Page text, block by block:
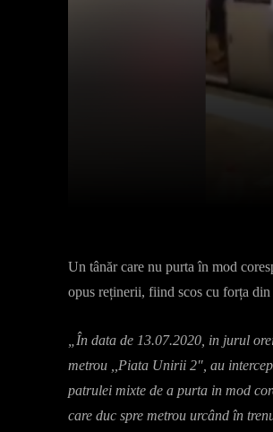
Un tânăr care nu purta în mod
opus reținerii, fiind scos cu forța
„În data de 13.07.2020, in jurul
metrou ,,Piata Unirii 2″, au
patrulei mixte de a purta in mod
care duc spre metrou urcând în